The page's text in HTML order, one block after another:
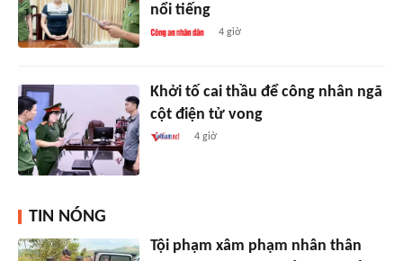
nổi tiếng
4 giờ
Khởi tố cai thầu để công nhân ngã
cột điện tử vong
4 giờ
TIN NÓNG
Tội phạm xâm phạm nhân thân